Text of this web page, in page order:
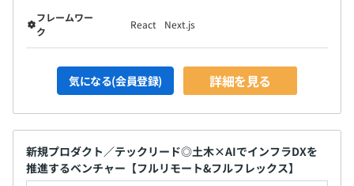
フレームワー
ク
React Next.js
気になる(会員登録) 詳細を見る
新規プロダクト／テックリード◎土木×AIでインフラDXを
推進するベンチャー【フルリモート&フルフレックス】